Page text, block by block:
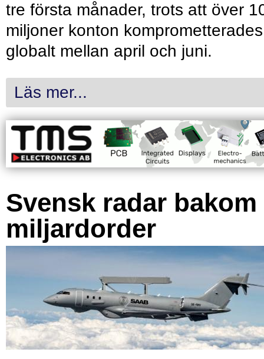
tre första månader, trots att över
miljoner konton komprometterades
globalt mellan april och juni.
Läs mer...
Svensk radar bakom
miljardorder